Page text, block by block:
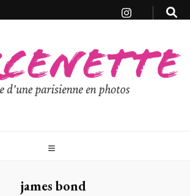
james bond